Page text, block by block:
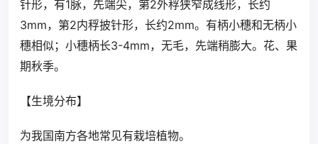
针形，有1脉，先端尖，第2外稃狭窄成线形，长约
3mm，第2内稃披针形，长约2mm。有柄小穗和无柄小
穗相似；小穗柄长3-4mm，无毛，先端稍膨大。花、果
期秋季。
【生境分布】
为我国南方各地常见有栽培植物。